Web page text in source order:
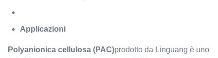
Applicazioni
Polyanionica cellulosa (PAC)prodotto da Linguang è uno